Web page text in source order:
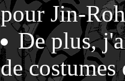
pour Jin-
De plus,
de